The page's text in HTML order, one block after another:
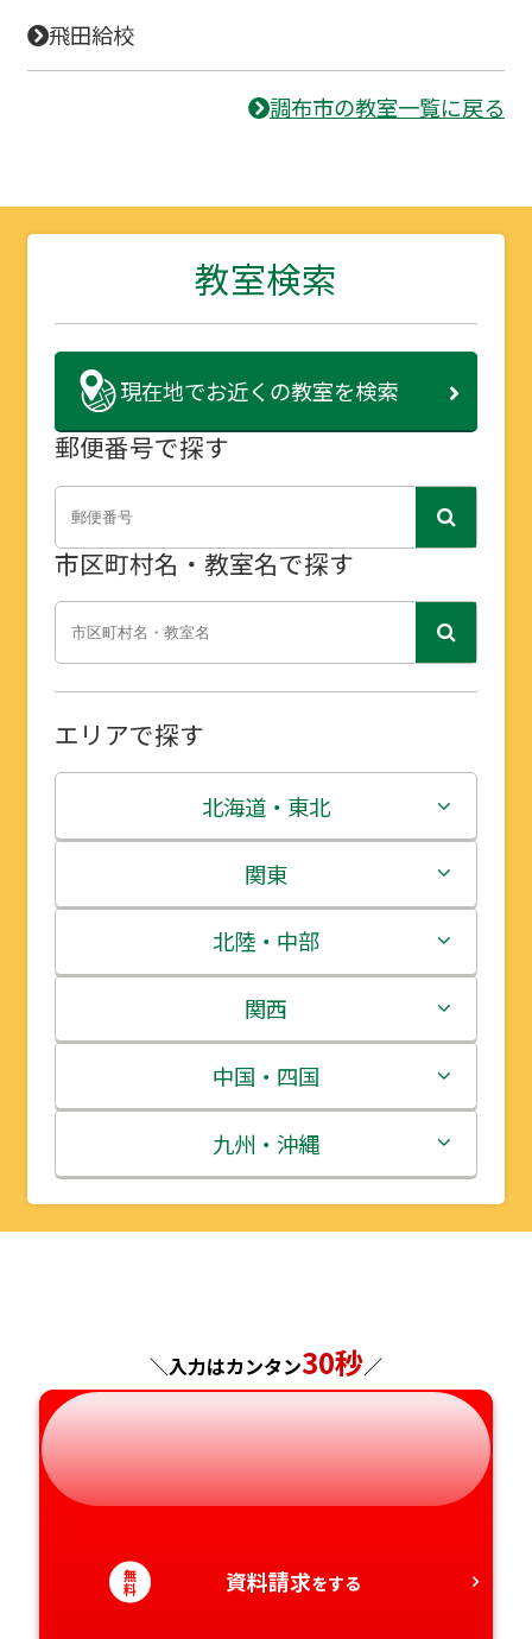
飛田給校
調布市の教室一覧に戻る
教室検索
現在地でお近くの教室を検索
郵便番号で探す
市区町村名・教室名で探す
エリアで探す
北海道・東北
北海道
青森県
岩手県
宮城県
秋田県
山形県
関東
茨城県
栃木県
群馬県
埼玉県
千葉県
北陸・中部
新潟県
富山県
石川県
福井県
岐阜県
静岡県
関西
三重県
滋賀県
京都府
和歌山県
中国・四国
鳥取県
島根県
徳島県
愛媛県
九州・沖縄
福岡県
大分県
＼入力はカンタン30秒／
無
料 資料請求をする